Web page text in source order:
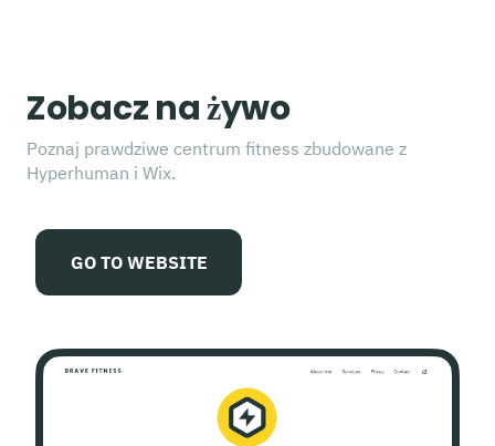
Zobacz na żywo
Poznaj prawdziwe centrum fitness zbudowane z
Hyperhuman i Wix.
GO TO WEBSITE